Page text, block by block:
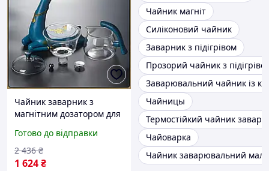
Чайник заварник з
магнітним дозатором для
300 мл для зручного
заварювання FLAME
Готово до відправки
1 624₴
2 436 ₴
Чайник магніт
Силіконовий чайник
Заварник з підігрівом
Прозорий чайник з
Заварювальний чайник із
Чайницы
Термостійкий чайник
Чайоварка
Чайник заварювальний